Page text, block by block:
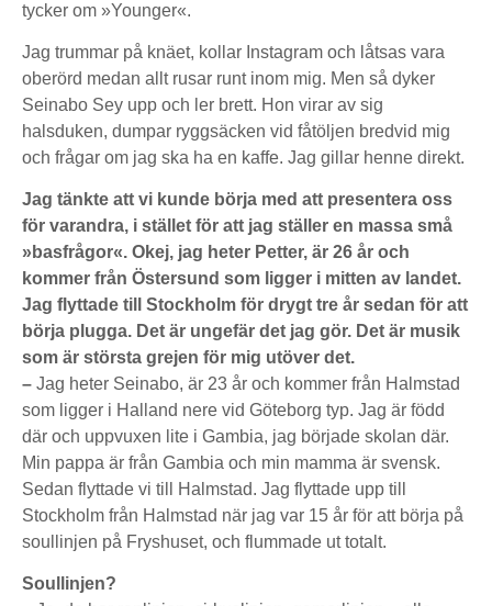
tycker om »Younger«.
Jag trummar på knäet, kollar Instagram och låtsas vara
oberörd medan allt rusar runt inom mig. Men så dyker
Seinabo Sey upp och ler brett. Hon virar av sig
halsduken, dumpar ryggsäcken vid fåtöljen bredvid mig
och frågar om jag ska ha en kaffe. Jag gillar henne direkt.
Jag tänkte att vi kunde börja med att presentera oss
för varandra, i stället för att jag ställer en massa små
»basfrågor«. Okej, jag heter Petter, är 26 år och
kommer från Östersund som ligger i mitten av landet.
Jag flyttade till Stockholm för drygt tre år sedan för att
börja plugga. Det är ungefär det jag gör. Det är musik
som är största grejen för mig utöver det.
– Jag heter Seinabo, är 23 år och kommer från Halmstad
som ligger i Halland nere vid Göteborg typ. Jag är född
där och uppvuxen lite i Gambia, jag började skolan där.
Min pappa är från Gambia och min mamma är svensk.
Sedan flyttade vi till Halmstad. Jag flyttade upp till
Stockholm från Halmstad när jag var 15 år för att börja på
soullinjen på Fryshuset, och flummade ut totalt.
Soullinjen?